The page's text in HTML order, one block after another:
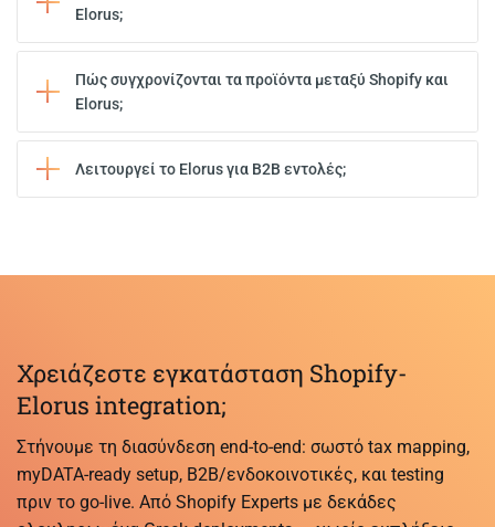
Elorus;
Πώς συγχρονίζονται τα προϊόντα μεταξύ Shopify και
Elorus;
Λειτουργεί το Elorus για B2B εντολές;
Χρειάζεστε εγκατάσταση Shopify-
Elorus integration;
Στήνουμε τη διασύνδεση end-to-end: σωστό tax mapping,
myDATA-ready setup, B2B/ενδοκοινοτικές, και testing
πριν το go-live. Από Shopify Experts με δεκάδες